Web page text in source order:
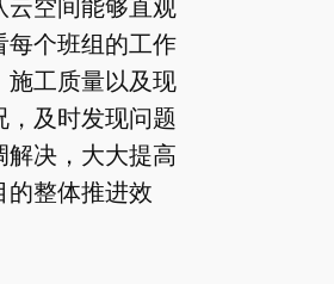
云空间能够直观
每个班组的工作
施工质量以及现
，及时发现问题
解决，大大提高
的整体推进效